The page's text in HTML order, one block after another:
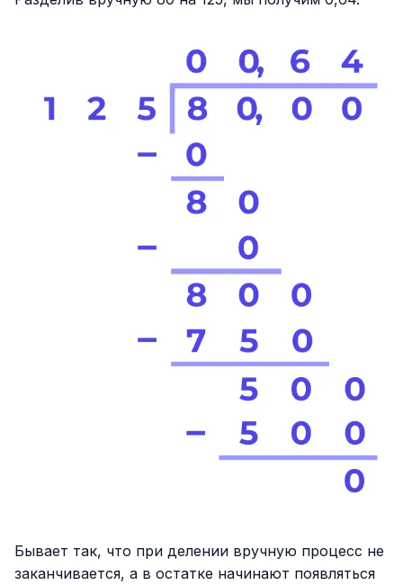
Бывает так, что при делении вручную процесс не
заканчивается, а в остатке начинают появляться